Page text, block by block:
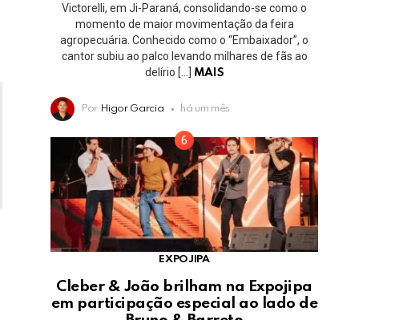
Victorelli, em Ji-Paraná, consolidando-se como o
momento de maior movimentação da feira
agropecuária. Conhecido como o “Embaixador”, o
cantor subiu ao palco levando milhares de fãs ao
delírio […]
MAIS
Por Higor Garcia há um mês
EXPOJIPA
Cleber & João brilham na Expojipa
em participação especial ao lado de